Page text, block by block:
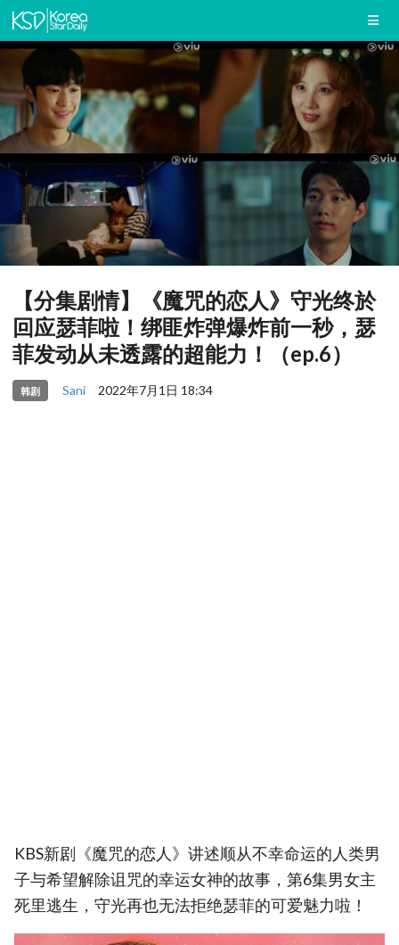
【分集剧情】《魔咒的恋人》守光终於
回应瑟菲啦！绑匪炸弹爆炸前一秒，瑟
菲发动从未透露的超能力！（ep.6）
韩剧 Sani 2022年7月1日 18:34
KBS新剧《魔咒的恋人》讲述顺从不幸命运的人类男
子与希望解除诅咒的幸运女神的故事，第6集男女主
死里逃生，守光再也无法拒绝瑟菲的可爱魅力啦！